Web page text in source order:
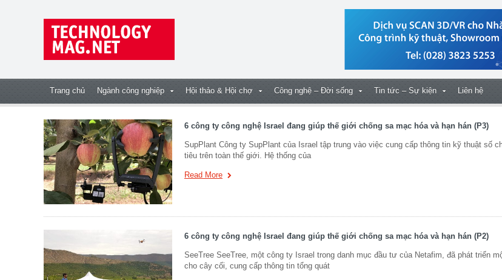
Trang chủ Ngành công nghiệp Hội thảo & Hội chợ Công nghệ – Đời sống Tin tức – Sự kiện Liên hệ
6 công ty công nghệ Israel đang giúp thế giới chống sa mạc hóa và hạn hán (P3)
SupPlant Công ty SupPlant của Israel tập trung vào việc cung cấp thông tin kỹ thuật số
tiêu trên toàn thế giới. Hệ thống của
Read More
6 công ty công nghệ Israel đang giúp thế giới chống sa mạc hóa và hạn hán (P2)
SeeTree SeeTree, một công ty Israel trong danh mục đầu tư của Netafim, đã phát triển
cho cây cối, cung cấp thông tin tổng quát